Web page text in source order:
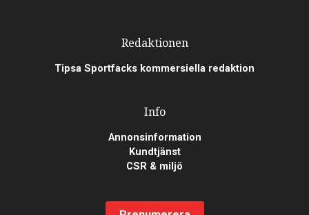
Redaktionen
Tipsa Sportfacks kommersiella redaktion
Info
Annonsinformation
Kundtjänst
CSR & miljö